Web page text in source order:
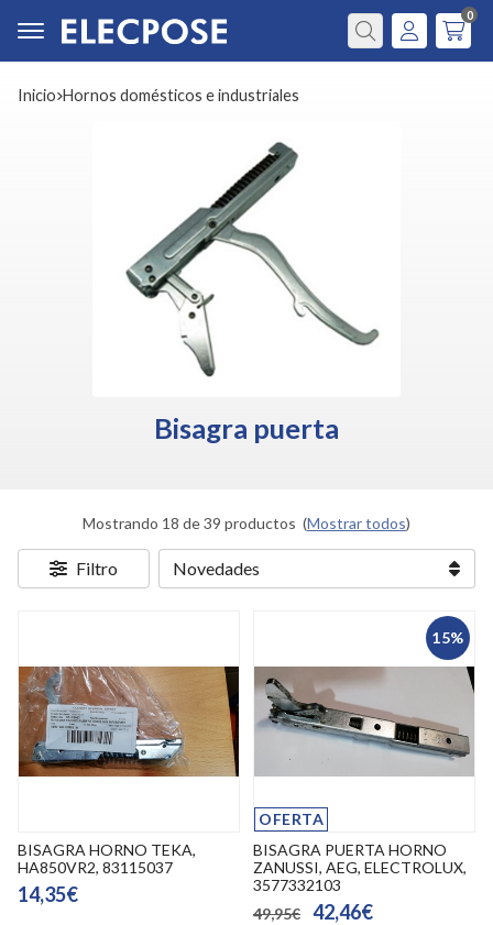
Buscar
0
Inicio hornos domésticos e industriales
Bisagra puerta
Mostrando 18 de 39 productos (Mostrar todos)
Filtro
BISAGRA HORNO TEKA,
HA850VR2, 83115037
14,35€
15%
OFERTA
BISAGRA PUERTA HORNO
ZANUSSI, AEG, ELECTROLUX,
3577332103
49,95€
42,46€